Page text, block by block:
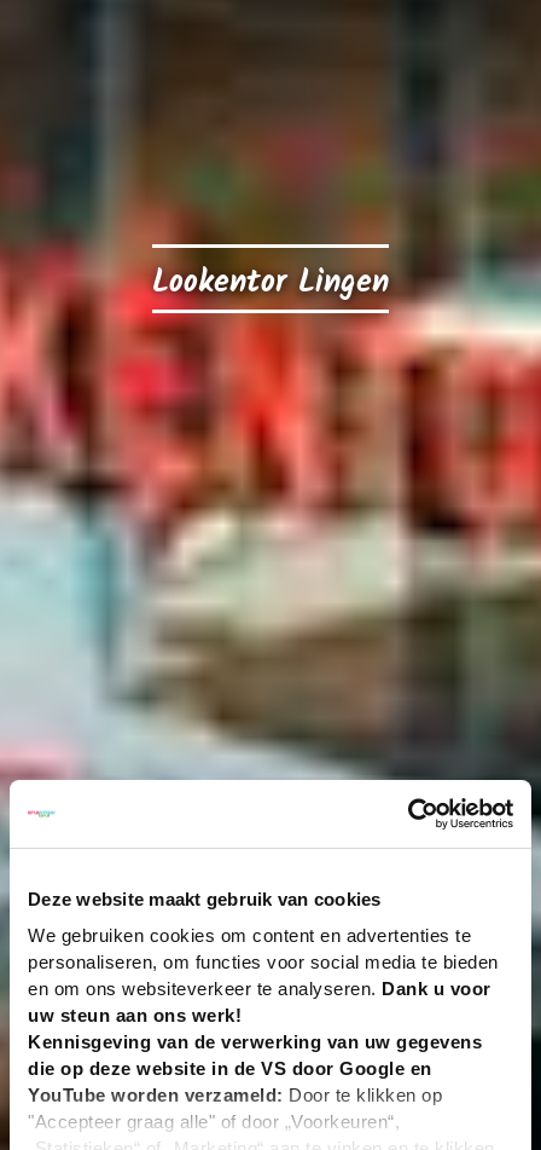
Deze website maakt gebruik van cookies
We gebruiken cookies om content en advertenties te
personaliseren, om functies voor social media te bieden
en om ons websiteverkeer te analyseren. Dank u voor
uw steun aan ons werk!
Kennisgeving van de verwerking van uw gegevens
die op deze website in de VS door Google en
YouTube worden verzameld: Door te klikken op
"Accepteer graag alle" of door „Voorkeuren“,
Lookentor Lingen